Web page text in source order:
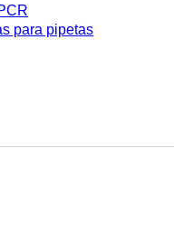
para pipetas